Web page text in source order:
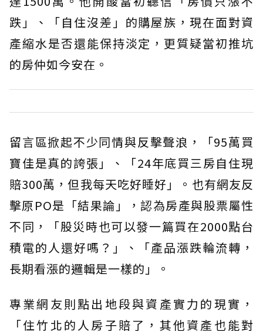
跌」、「自住沒差」的購屋族，現在面對資
產縮水是否還能保持淡定，更質疑當初推坑
的房仲如今安在。
留言區掀起不少同情與反擊聲浪，「95萬買
寶佳是真的誇張」、「24年底買三房自住現
賠300萬，但我每天吃好睡好」。也有網友反
擊原PO是「結果論」，認為房產與股票屬性
不同，「股災時也可以發一篇買在2000點台
積電的人還好嗎？」、「產品漲跌輪流轉，
長期看漲的邏輯是一樣的」。
專業網友則點出地段與資產實力的現實，
「住竹北的人房子賠了，其他資產也能對